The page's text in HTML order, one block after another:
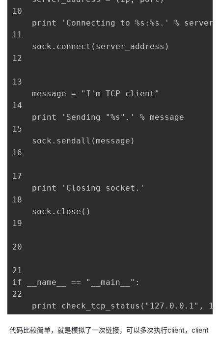
10
print 'Connecting to %s:%s.' %
11
sock.connect(server_address)
12
13
message = "I'm TCP client"
14
print 'Sending "%s".' % message
15
sock.sendall(message)
16
17
print 'Closing socket.'
18
sock.close()
19
20
21
if __name__ == "__main__":
22
print check_tcp_status("127.0.0.1",
代码比较简单，就是模拟了一次链接，可以多次执行client，client